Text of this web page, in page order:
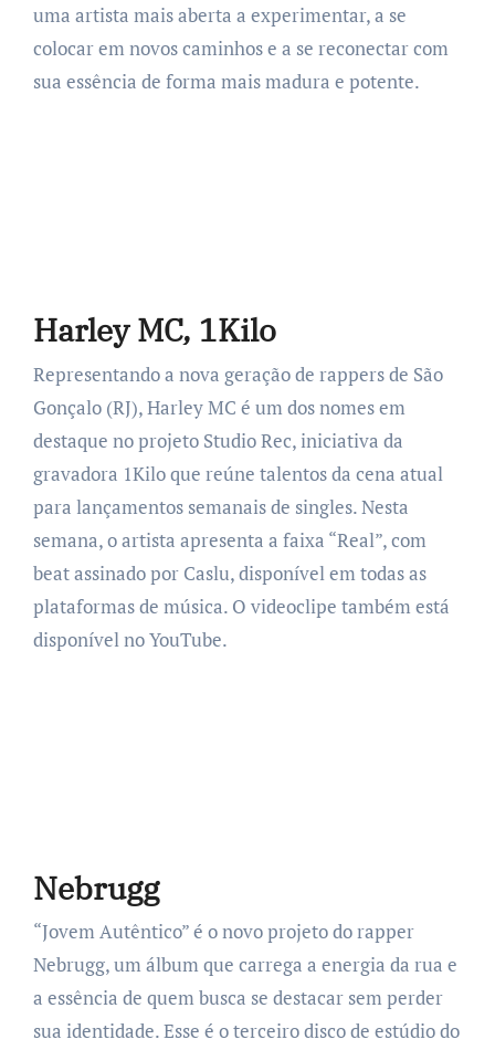
uma artista mais aberta a experimentar, a se
colocar em novos caminhos e a se reconectar com
sua essência de forma mais madura e potente.
Harley MC, 1Kilo
Representando a nova geração de rappers de São
Gonçalo (RJ), Harley MC é um dos nomes em
destaque no projeto Studio Rec, iniciativa da
gravadora 1Kilo que reúne talentos da cena atual
para lançamentos semanais de singles. Nesta
semana, o artista apresenta a faixa “Real”, com
beat assinado por Caslu, disponível em todas as
plataformas de música. O videoclipe também está
disponível no YouTube.
Nebrugg
“Jovem Autêntico” é o novo projeto do rapper
Nebrugg, um álbum que carrega a energia da rua e
a essência de quem busca se destacar sem perder
sua identidade. Esse é o terceiro disco de estúdio do